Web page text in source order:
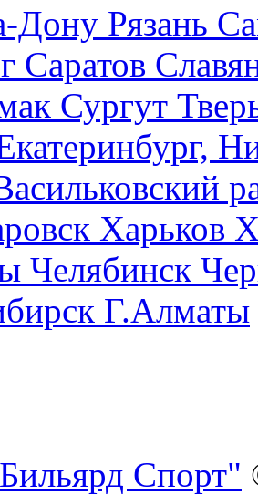
Дону Рязань
Саратов
Сургут
Харьков
Челябинск
Г.Алматы
Спорт"